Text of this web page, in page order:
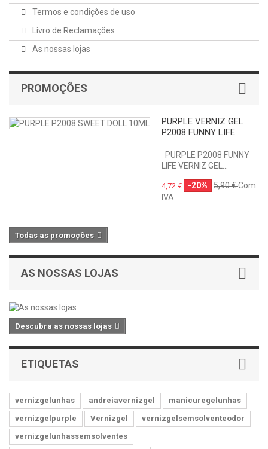
Termos e condições de uso
Livro de Reclamações
As nossas lojas
PROMOÇÕES
PURPLE VERNIZ GEL
P2008 FUNNY LIFE
PURPLE P2008 FUNNY
LIFE VERNIZ GEL...
4,72 € -20% 5,90 €Com
IVA
Todas as promoções
AS NOSSAS LOJAS
Descubra as nossas lojas
ETIQUETAS
vernizgelunhas andreiavernizgel
manicuregelunhas
vernizgelpurple
Vernizgel
vernizgelsemsolventeodor
vernizgelunhassemsolventes